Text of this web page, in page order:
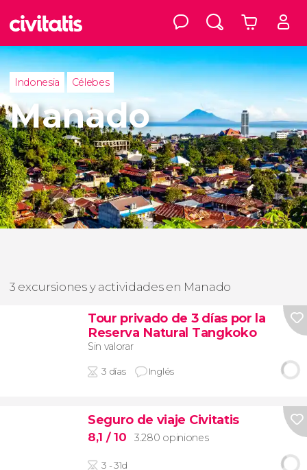
Indonesia Célebes
Manado
3 excursiones y actividades en Manado
Tour privado de 3 días por la
Reserva Natural Tangkoko
Sin valorar
3 días Inglés
Seguro de viaje Civitatis
8,1 / 10 3.280 opiniones
3 - 31d